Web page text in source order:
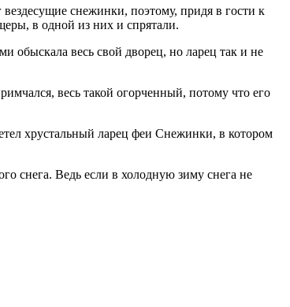
снежинки, поэтому, придя в гости к
в одной из них и спрятали.
обыскала весь свой дворец, но ларец так и не
весь такой огорченный, потому что его
хрустальный ларец феи Снежинки, в котором
снега. Ведь если в холодную зиму снега не